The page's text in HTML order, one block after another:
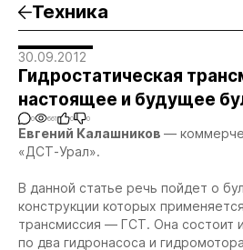
Техника
30.09.2012
Гидростатическая
настоящее и будущее
0 661 0 0
Евгений Калашников —
«ДСТ-Урал».
В данной статье речь пойдет о
конструкции которых
трансмиссия — ГСТ. Она состоит
по два гидронасоса и